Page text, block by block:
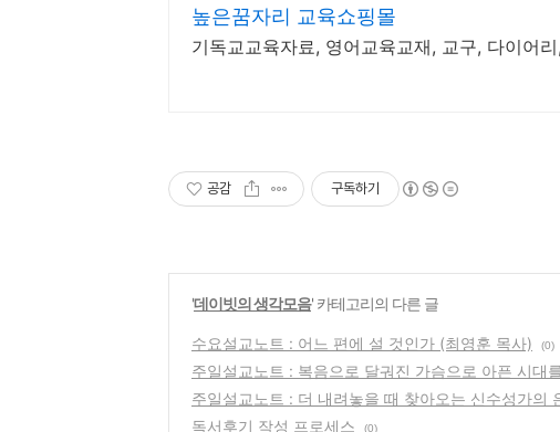
높은꿈자리 교육쇼핑몰
기독교교육자료, 영어교육교재, 교구, 다이어
공감 구독하기
'데이빗의 생각모음' 카테고리의 다른 글
수요설교노트 : 어느 편에 설 것인가 (최영훈 목사) (0)
주일설교노트 : 복음으로 달궈진 가슴으로 아픈 시대
주일설교노트 : 더 내려놓을 때 찾아오는 신수성가의
독서후기 작성 프로세스 (0)